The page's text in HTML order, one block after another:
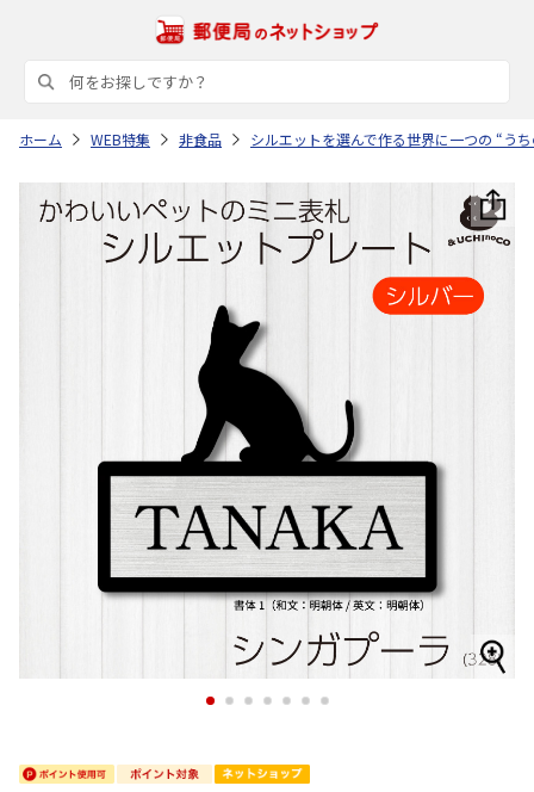
ホーム WEB特集 非食品 シルエットを選んで作る世界に一つの “う
1 2 3 4 5 6 7